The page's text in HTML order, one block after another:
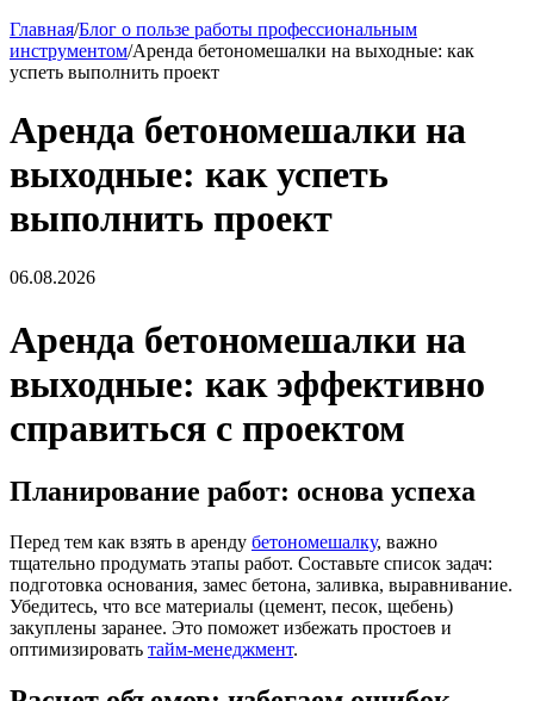
Главная/Блог о пользе работы профессиональным
инструментом/Аренда бетономешалки на выходные: как
успеть выполнить проект
Аренда бетономешалки на
выходные: как успеть
выполнить проект
06.08.2026
Аренда бетономешалки на
выходные: как эффективно
справиться с проектом
Планирование работ: основа успеха
Перед тем как взять в аренду бетономешалку, важно
тщательно продумать этапы работ. Составьте список задач:
подготовка основания, замес бетона, заливка, выравнивание.
Убедитесь, что все материалы (цемент, песок, щебень)
закуплены заранее. Это поможет избежать простоев и
оптимизировать тайм-менеджмент.